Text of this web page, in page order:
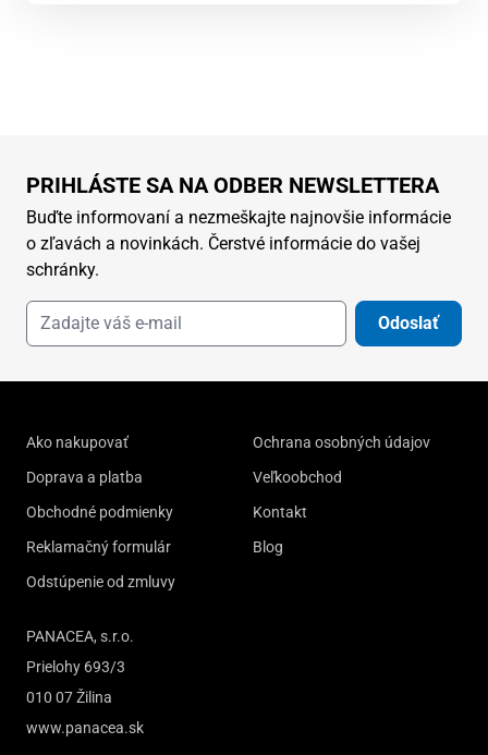
PRIHLÁSTE SA NA ODBER NEWSLETTERA
Buďte informovaní a nezmeškajte najnovšie informácie
o zľavách a novinkách. Čerstvé informácie do vašej
schránky.
Odoslať
Ako nakupovať
Doprava a platba
Obchodné podmienky
Reklamačný formulár
Odstúpenie od zmluvy
Ochrana osobných údajov
Veľkoobchod
Kontakt
Blog
PANACEA, s.r.o.
Prielohy 693/3
010 07 Žilina
www.panacea.sk